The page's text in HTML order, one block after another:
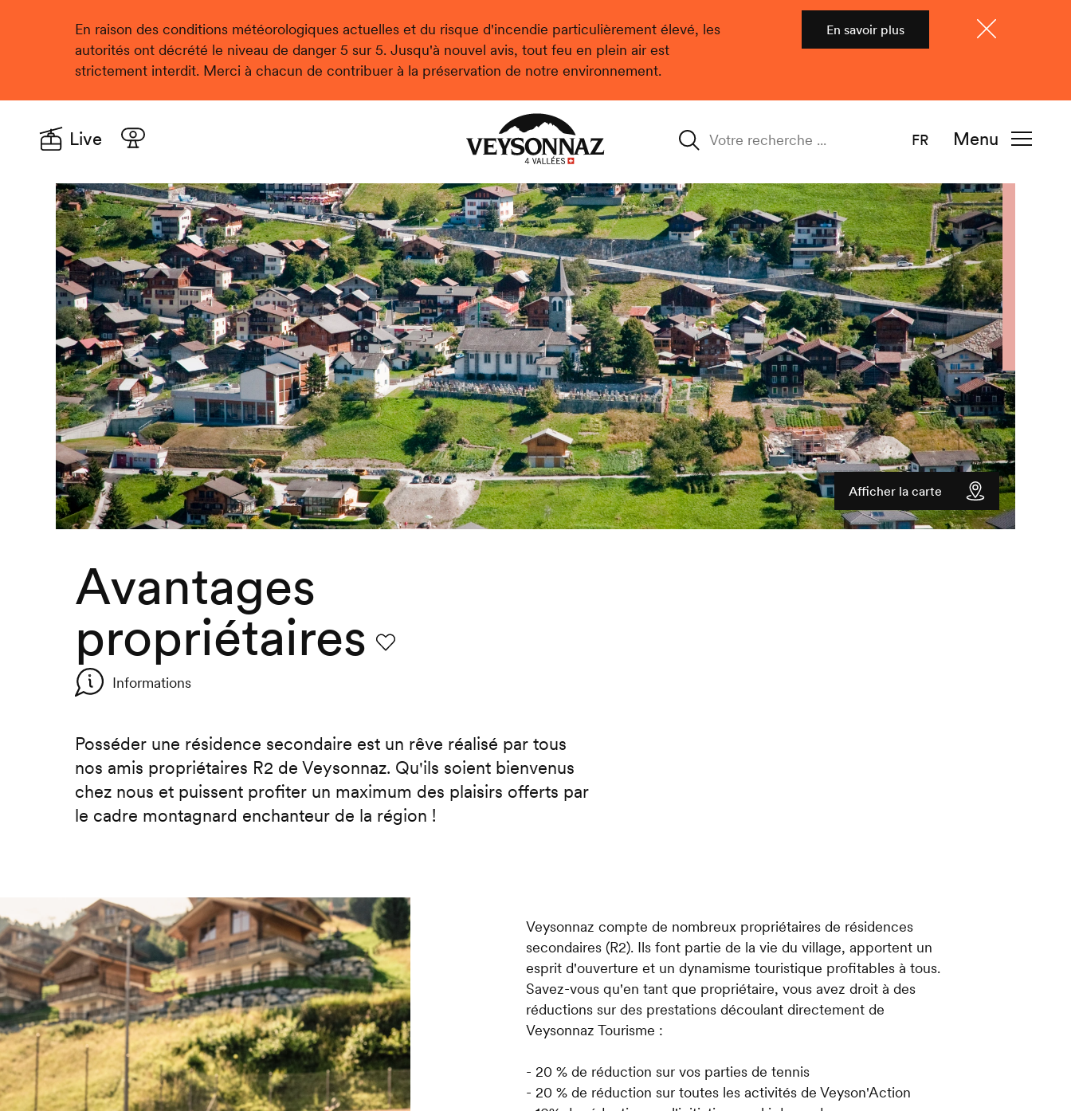
En raison des conditions météorologiques actuelles et du risque d'incendie particulièrement élevé, les
autorités ont décrété le niveau de danger 5 sur 5. Jusqu'à nouvel avis, tout feu en plein air est
strictement interdit. Merci à chacun de contribuer à la préservation de notre environnement.
En savoir plus
Veysonnaz
Menu
Live
Afficher la carte
Avantages
propriétaires
Informations
Posséder une résidence secondaire est un rêve réalisé par tous
nos amis propriétaires R2 de Veysonnaz. Qu'ils soient bienvenus
chez nous et puissent profiter un maximum des plaisirs offerts par
le cadre montagnard enchanteur de la région !
Veysonnaz compte de nombreux propriétaires de résidences
secondaires (R2). Ils font partie de la vie du village, apportent un
esprit d'ouverture et un dynamisme touristique profitables à tous.
Savez-vous qu'en tant que propriétaire, vous avez droit à des
réductions sur des prestations découlant directement de
Veysonnaz Tourisme :
- 20 % de réduction sur vos parties de tennis
- 20 % de réduction sur toutes les activités de Veyson'Action